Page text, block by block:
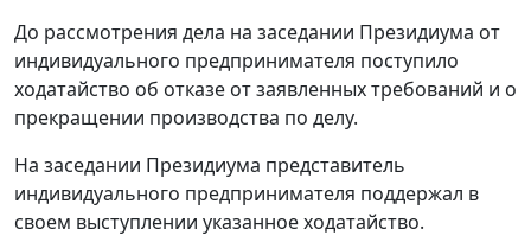
До рассмотрения дела на заседании Президиума от
индивидуального предпринимателя поступило
ходатайство об отказе от заявленных требований и о
прекращении производства по делу.
На заседании Президиума представитель
индивидуального предпринимателя поддержал в
своем выступлении указанное ходатайство.